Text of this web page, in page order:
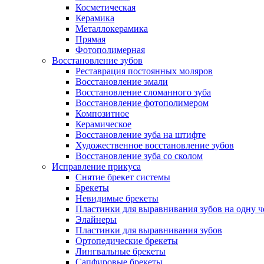
Косметическая
Керамика
Металлокерамика
Прямая
Фотополимерная
Восстановление зубов
Реставрация постоянных моляров
Восстановление эмали
Восстановление сломанного зуба
Восстановление фотополимером
Композитное
Керамическое
Восстановление зуба на штифте
Художественное восстановление зубов
Восстановление зуба со сколом
Исправление прикуса
Снятие брекет системы
Брекеты
Невидимые брекеты
Пластинки для выравнивания зубов на одну
Элайнеры
Пластинки для выравнивания зубов
Ортопедические брекеты
Лингвальные брекеты
Сапфировые брекеты